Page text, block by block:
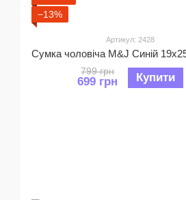
−13%
Артикул: 2428
799 грн
699 грн Купити